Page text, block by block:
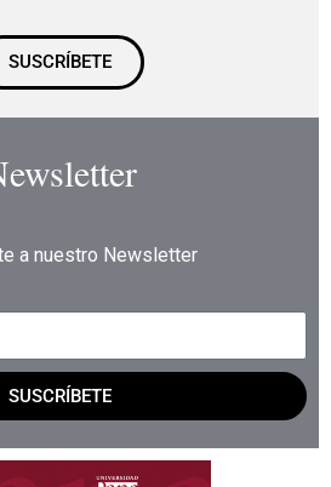
SUSCRÍBETE
a nuestro Newsletter
SUSCRÍBETE